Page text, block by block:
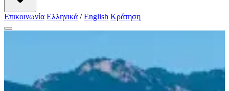
Επικοινωνία Ελληνικά / English Κράτηση